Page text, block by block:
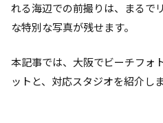
れる海辺での前撮りは、まるで
な特別な写真が残せます。
本記事では、大阪でビーチフォ
ットと、対応スタジオを紹介しま